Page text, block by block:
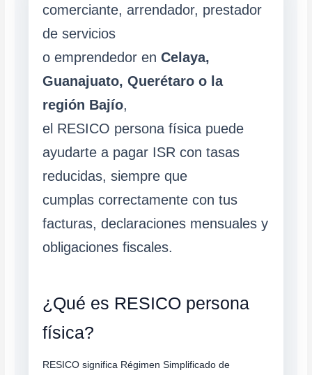
comerciante, arrendador, prestador
de servicios
o emprendedor enCelaya,
Guanajuato, Querétaro o la
región Bajío,
el RESICO persona física puede
ayudarte a pagar ISR con tasas
reducidas, siempre que
cumplas correctamente con tus
facturas, declaraciones mensuales y
obligaciones fiscales.
¿Qué es RESICO persona
física?
RESICO significa Régimen Simplificado de